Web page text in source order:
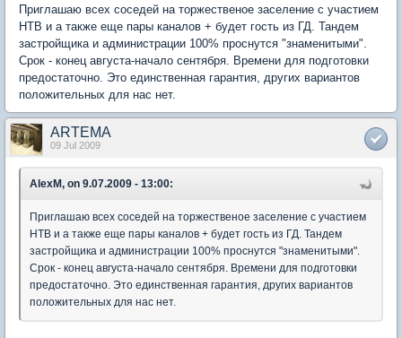
Приглашаю всех соседей на торжественое заселение с участием
НТВ и а также еще пары каналов + будет гость из ГД. Тандем
застройщика и администрации 100% проснутся "знаменитыми".
Срок - конец августа-начало сентября. Времени для подготовки
предостаточно. Это единственная гарантия, других вариантов
положительных для нас нет.
ARTEMA
09 Jul 2009
AlexM, on 9.07.2009 - 13:00:
Приглашаю всех соседей на торжественое заселение с участием
НТВ и а также еще пары каналов + будет гость из ГД. Тандем
застройщика и администрации 100% проснутся "знаменитыми".
Срок - конец августа-начало сентября. Времени для подготовки
предостаточно. Это единственная гарантия, других вариантов
положительных для нас нет.